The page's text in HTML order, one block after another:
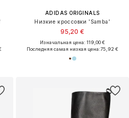
ADIDAS ORIGINALS
Низкие кроссовки 'Samba'
95,20 €
Изначальная цена: 119,00 €
Последняя самая низкая цена:75,92 €